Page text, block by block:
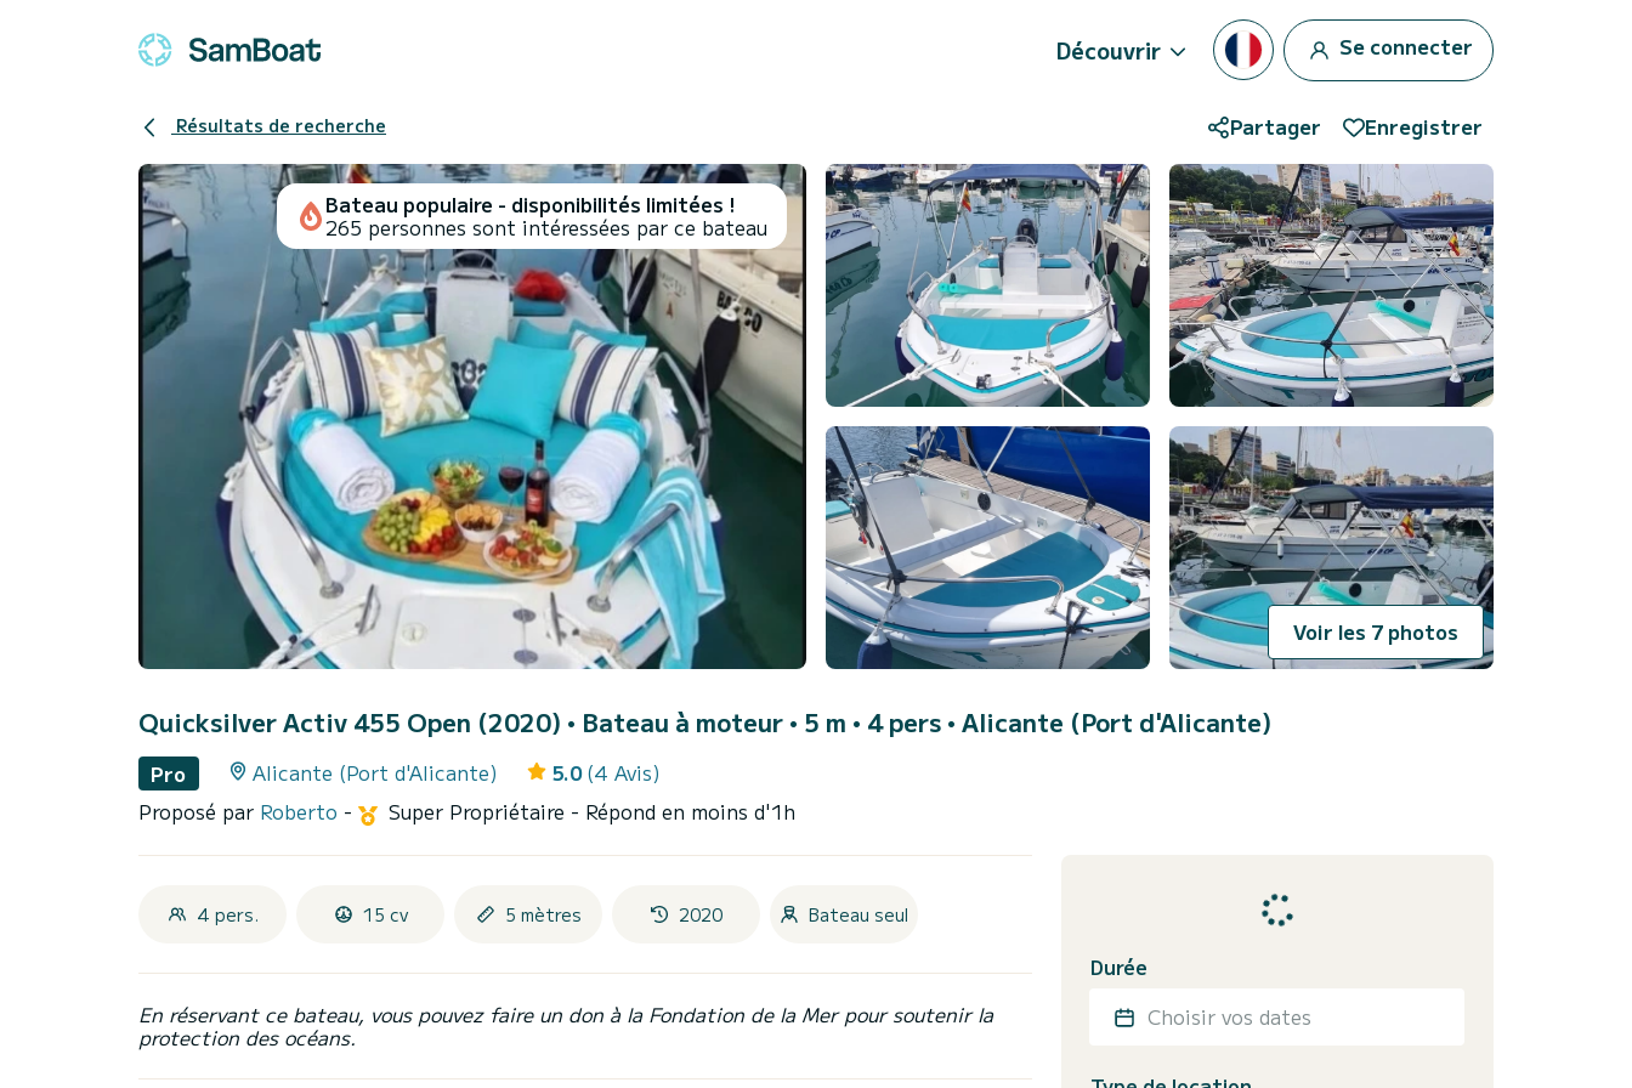
Découvrir Se connecter
Résultats de recherche Partager Enregistrer
Voir les 7 photos
Bateau populaire - disponibilités limitées !
265 personnes sont intéressées par ce bateau
Quicksilver Activ 455 Open (2020) • Bateau à moteur • 5 m • 4 pers • Alicante (Port d'Alicante)
Pro Alicante (Port d'Alicante) 5.0 (4 Avis)
Proposé par Roberto - Super Propriétaire - Répond en moins d'1h
4 pers. 15 cv 5 mètres 2020 Bateau seul
En réservant ce bateau, vous pouvez faire un don à la Fondation de la Mer pour soutenir la
protection des océans.
Durée
Choisir vos dates